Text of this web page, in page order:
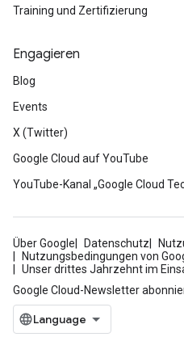
Training und Zertifizierung
Engagieren
Blog
Events
X (Twitter)
Google Cloud auf YouTube
YouTube-Kanal „Google Cloud
Über Google Datenschutz
Nutzungsbedingungen von
Unser drittes Jahrzehnt im
Google Cloud-Newsletter